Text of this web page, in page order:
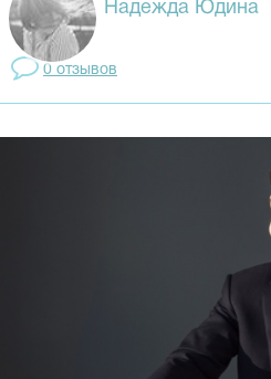
Надежда Юдина
0 отзывов